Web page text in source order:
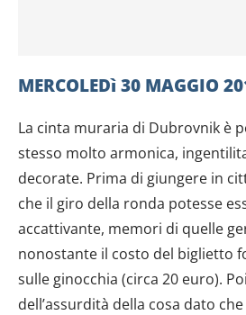
MERCOLEDì 30 MAGGIO
La cinta muraria di Dubrovnik è
stesso molto armonica,
decorate. Prima di giungere in
che il giro della ronda potesse
accattivante, memori di quelle
nonostante il costo del biglietto
sulle ginocchia (circa 20 euro).
dell’assurdità della cosa dato